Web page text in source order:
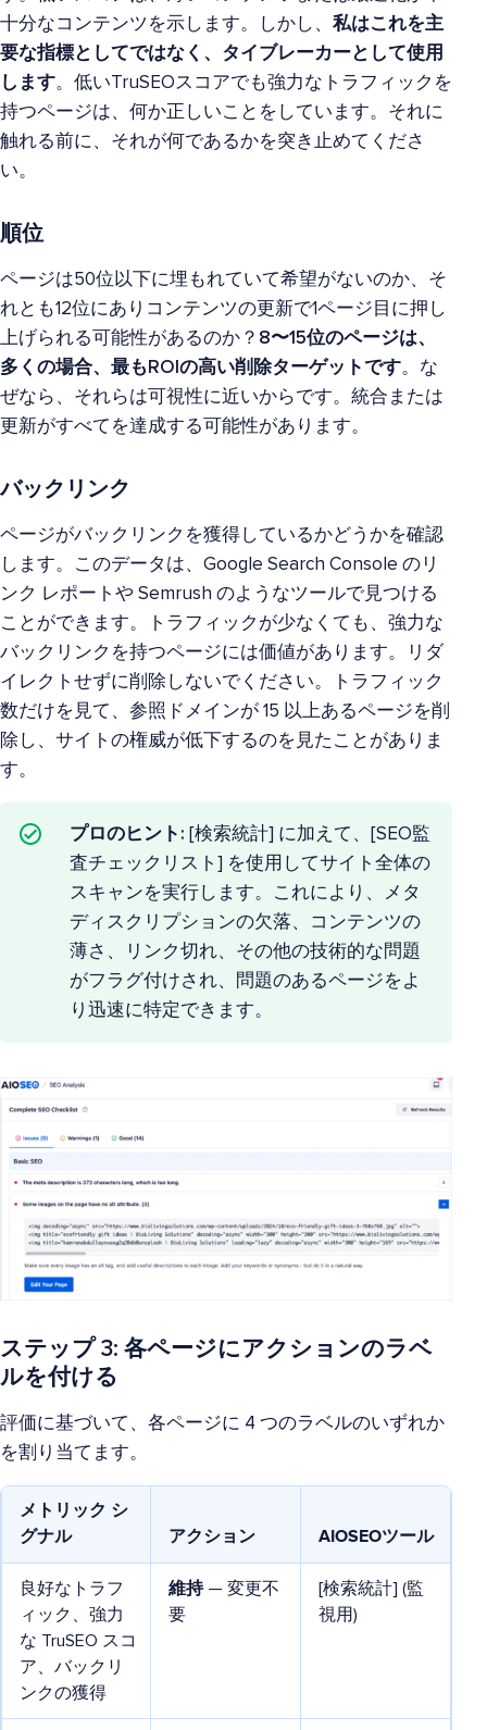
十分なコンテンツを示します。しかし、 私はこれを主
要な指標としてではなく、タイブレーカーとして使用
します。低いTruSEOスコアでも強力なトラフィックを
持つページは、何か正しいことをしています。それに
触れる前に、それが何であるかを突き止めてくださ
い。
順位
ページは50位以下に埋もれていて希望がないのか、そ
れとも12位にありコンテンツの更新で1ページ目に押し
上げられる可能性があるのか？ 8〜15位のページは、
多くの場合、最もROIの高い削除ターゲットです。な
ぜなら、それらは可視性に近いからです。統合または
更新がすべてを達成する可能性があります。
バックリンク
ページがバックリンクを獲得しているかどうかを確認
します。このデータは、Google Search Console のリ
ンク レポートや Semrush のようなツールで見つける
ことができます。トラフィックが少なくても、強力な
バックリンクを持つページには価値があります。リダ
イレクトせずに削除しないでください。トラフィック
数だけを見て、参照ドメインが 15 以上あるページを削
除し、サイトの権威が低下するのを見たことがありま
す。
プロのヒント: [検索統計] に加えて、[SEO監
査チェックリスト] を使用してサイト全体の
スキャンを実行します。これにより、メタ
ディスクリプションの欠落、コンテンツの
薄さ、リンク切れ、その他の技術的な問題
がフラグ付けされ、問題のあるページをよ
り迅速に特定できます。
ステップ 3: 各ページにアクションのラベ
ルを付ける
評価に基づいて、各ページに 4 つのラベルのいずれか
を割り当てます。
メトリック シ
グナル
アクション AIOSEOツール
良好なトラフ
ィック、強力
な TruSEO スコ
ア、バックリ
ンクの獲得
維持— 変更不
要
[検索統計] (監
視用)